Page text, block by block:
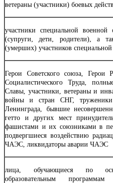
ветераны (участники) боевых
участники специальной
(супруги, дети, родители), а
(умерших) участников
Герои Советского союза, Герои
Социалистического Труда,
Славы, участники, ветераны и
войны и стран СНГ,
Ленинграда, бывшие
гетто и других мест
фашистами и их союзниками в
подвергшиеся воздействию
ЧАЭС, ликвидаторы аварии ЧАЭС
лица, обучающиеся по
образовательным программам